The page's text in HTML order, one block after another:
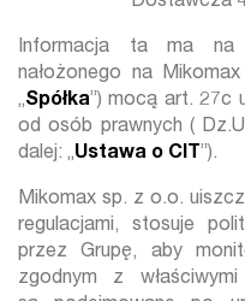
Informacja ta ma na
nałożonego na
„Spółka”) mocą art. 27c
od osób prawnych (
dalej: „Ustawa o CIT ”).
Mikomax sp. z o.o.
regulacjami, stosuje
przez Grupę, aby
zgodnym z właściwymi